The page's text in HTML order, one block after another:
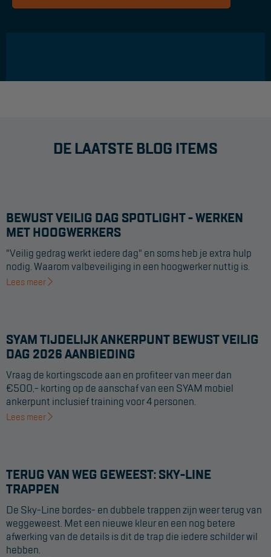
DE LAATSTE BLOG ITEMS
BEWUST VEILIG DAG SPOTLIGHT - WERKEN
MET HOOGWERKERS
"Veilig gedrag werkt iedere dag" en soms heb je extra hulp
nodig. Waarom valbeveiliging in een hoogwerker nuttig is.
Lees meer
SYAM TIJDELIJK ANKERPUNT BEWUST VEILIG
DAG 2026 AANBIEDING
Vraag de kortingscode aan en profiteer van meer dan
€500,- korting op de aanschaf van een SYAM mobiel
ankerpunt inclusief training voor 4 personen.
Lees meer
TERUG VAN WEG GEWEEST: SKY-LINE
TRAPPEN
De Sky-Line bordes- en dubbele trappen zijn weer terug van
weggeweest. Met een nieuwe kleur en een nog betere
afwerking van de details is dit de trap die iedere schilder wil
hebben.